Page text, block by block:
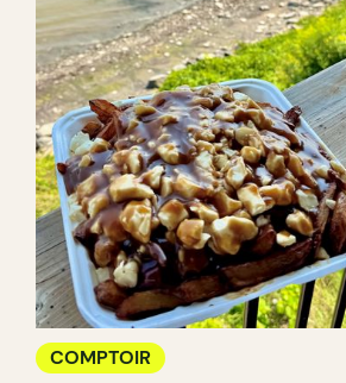
COMPTOIR